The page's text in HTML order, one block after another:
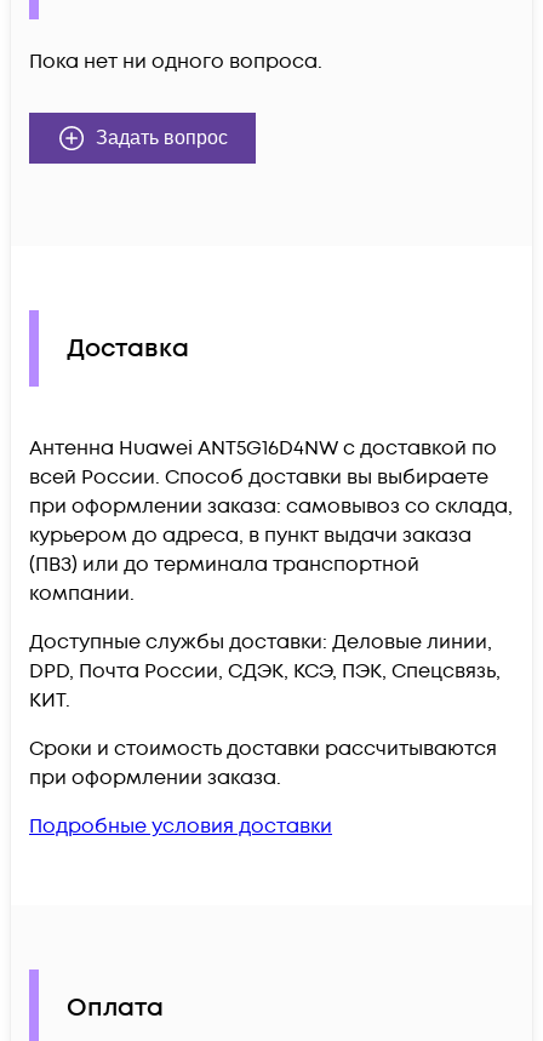
Пока нет ни одного вопроса.
Задать вопрос
Доставка
Антенна Huawei ANT5G16D4NW c доставкой по
всей России. Способ доставки вы выбираете
при оформлении заказа: самовывоз со склада,
курьером до адреса, в пункт выдачи заказа
(ПВЗ) или до терминала транспортной
компании.
Доступные службы доставки: Деловые линии,
DPD, Почта России, СДЭК, КСЭ, ПЭК, Спецсвязь,
КИТ.
Сроки и стоимость доставки рассчитываются
при оформлении заказа.
Подробные условия доставки
Оплата